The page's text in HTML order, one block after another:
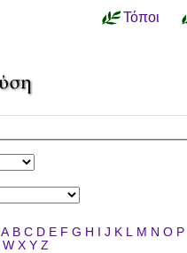
Τόποι
A B C D E F G H I J K L M N O P
W X Y Z